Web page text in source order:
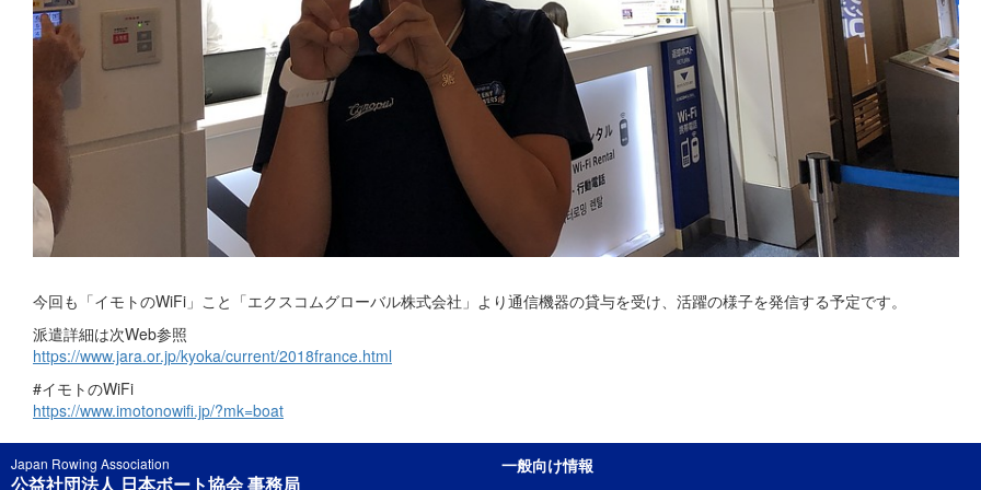
今回も「イモトのWiFi」こと「エクスコムグローバル株式会社」より通信機器の貸与を受け、活躍の様子を発信する予定です。
派遣詳細は次Web参照
https://www.jara.or.jp/kyoka/current/2018france.html
#イモトのWiFi
https://www.imotonowifi.jp/?mk=boat
Japan Rowing Association
公益社団法人 日本ボート協会 事務局
一般向け情報